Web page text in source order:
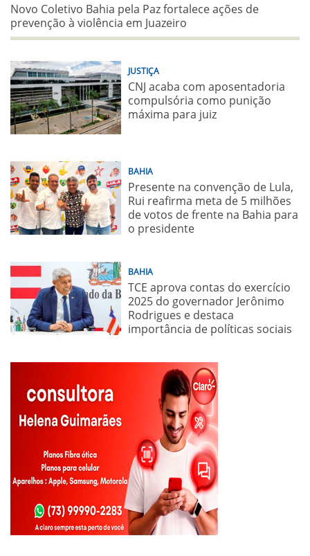
Novo Coletivo Bahia pela Paz fortalece ações de
prevenção à violência em Juazeiro
JUSTIÇA
CNJ acaba com aposentadoria
compulsória como punição
máxima para juiz
BAHIA
Presente na convenção de Lula,
Rui reafirma meta de 5 milhões
de votos de frente na Bahia para
o presidente
BAHIA
TCE aprova contas do exercício
2025 do governador Jerônimo
Rodrigues e destaca
importância de políticas sociais